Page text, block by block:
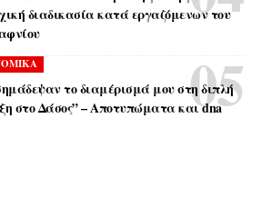
διαδικασία κατά εργαζόμενων του
το διαμέρισμά μου στη διπλή
στο Δάσος” – Αποτυπώματα και dna